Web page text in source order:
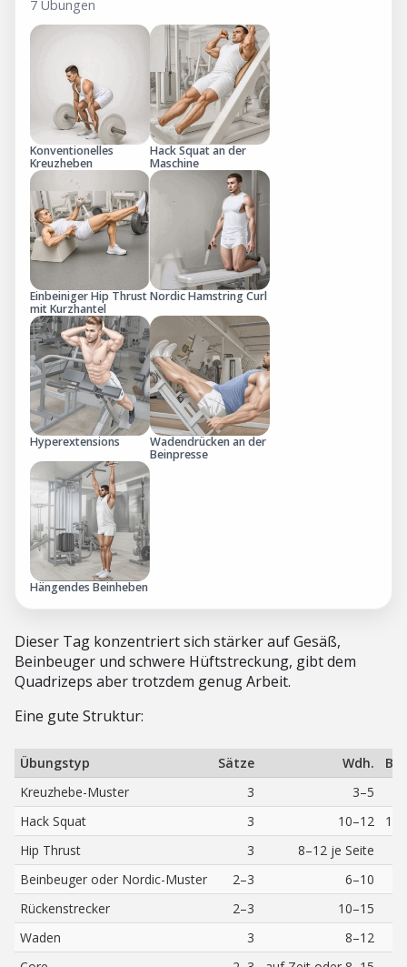
7 Übungen
Konventionelles
Kreuzheben
Hack Squat an der
Maschine
Einbeiniger Hip Thrust
mit Kurzhantel
Nordic Hamstring Curl
Hyperextensions
Wadendrücken an der
Beinpresse
Hängendes Beinheben
Dieser Tag konzentriert sich stärker auf Gesäß,
Beinbeuger und schwere Hüftstreckung, gibt dem
Quadrizeps aber trotzdem genug Arbeit.
Eine gute Struktur:
Übungstyp Sätze Wdh.
Kreuzhebe-Muster
3
3–5
Hack Squat
3 10–12
Hip Thrust
3
8–12 je Seite
Beinbeuger oder Nordic-Muster
2–3
6–10
Rückenstrecker
2–3
10–15
Waden
3
8–12